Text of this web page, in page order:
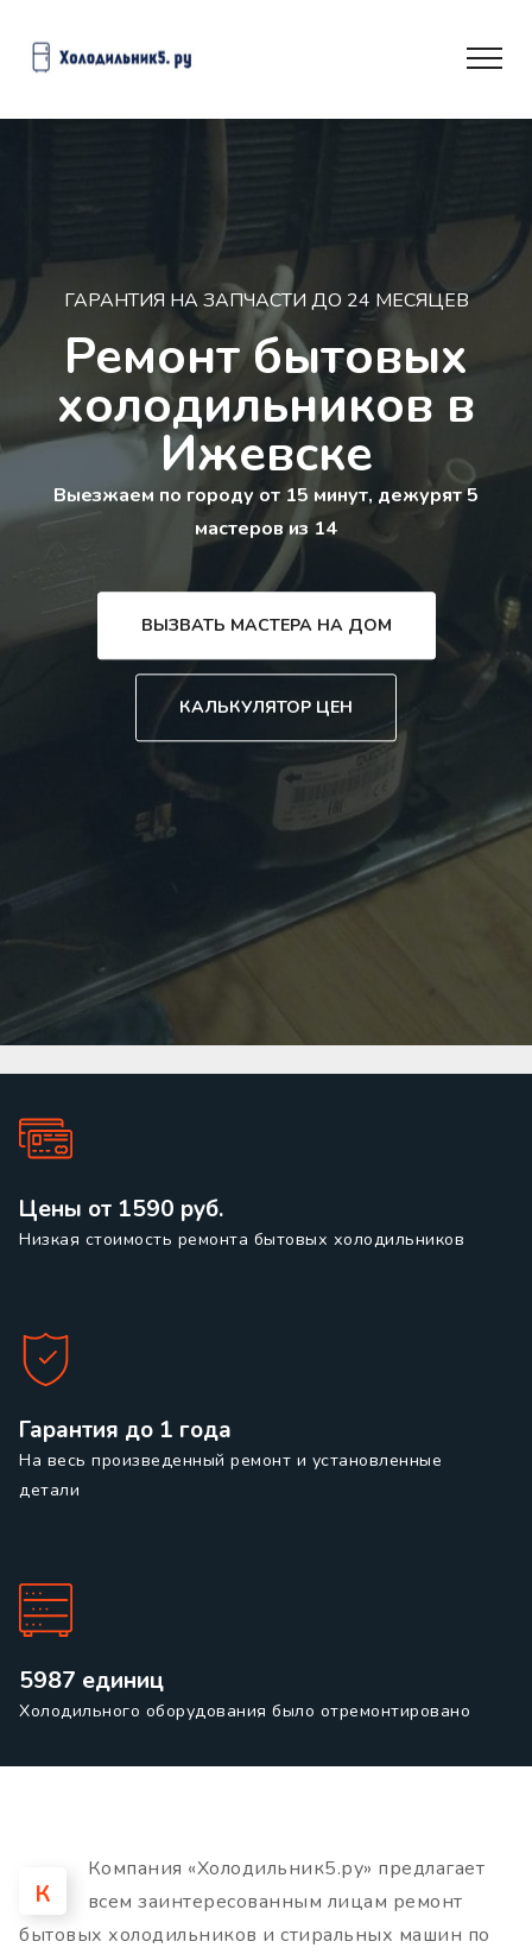
ГАРАНТИЯ НА ЗАПЧАСТИ ДО 24 МЕСЯЦЕВ
Ремонт бытовых
холодильников в
Ижевске
Выезжаем по городу от 15 минут, дежурят 5
мастеров из 14
ВЫЗВАТЬ МАСТЕРА НА ДОМ
КАЛЬКУЛЯТОР ЦЕН
Цены от 1590 руб.
Низкая стоимость ремонта бытовых холодильников
Гарантия до 1 года
На весь произведенный ремонт и установленные
детали
5987 единиц
Холодильного оборудования было отремонтировано
К
Компания «Холодильник5.ру» предлагает
всем заинтересованным лицам ремонт
бытовых холодильников и стиральных машин по